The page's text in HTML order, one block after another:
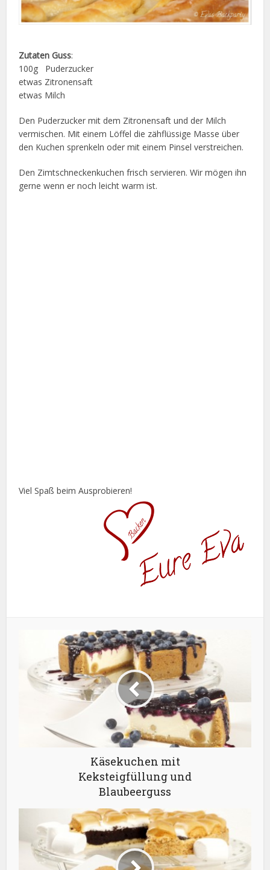
Zutaten Guss:
100g Puderzucker
etwas Zitronensaft
etwas Milch
Den Puderzucker mit dem Zitronensaft und der Milch
vermischen. Mit einem Löffel die zähflüssige Masse über
den Kuchen sprenkeln oder mit einem Pinsel verstreichen.
Den Zimtschneckenkuchen frisch servieren. Wir mögen ihn
gerne wenn er noch leicht warm ist.
Viel Spaß beim Ausprobieren!
Käsekuchen mit
Keksteigfüllung und
Blaubeerguss